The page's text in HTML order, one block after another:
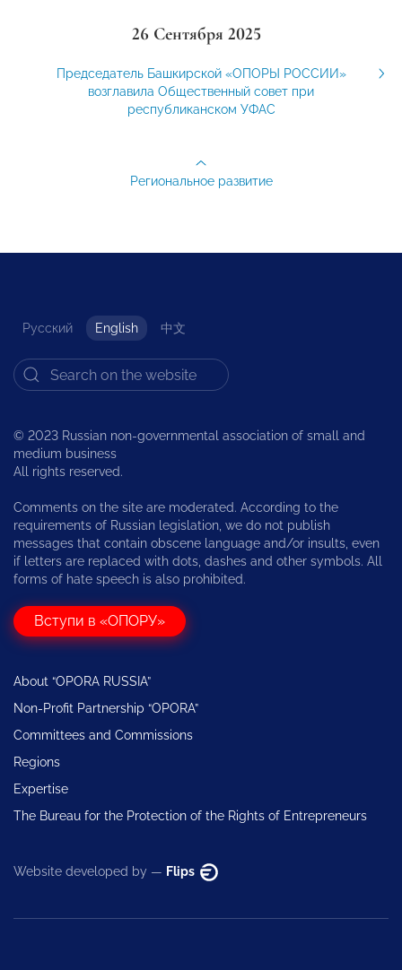
26 Сентября 2025
Председатель Башкирской «ОПОРЫ РОССИИ»
возглавила Общественный совет при
республиканском УФАС
Региональное развитие
Русский English 中文
© 2023 Russian non-governmental association of small and
medium business
All rights reserved.
Comments on the site are moderated. According to the
requirements of Russian legislation, we do not publish
messages that contain obscene language and/or insults, even
if letters are replaced with dots, dashes and other symbols. All
forms of hate speech is also prohibited.
Вступи в «ОПОРУ»
About “OPORA RUSSIA”
Non-Profit Partnership “OPORA”
Committees and Commissions
Regions
Expertise
The Bureau for the Protection of the Rights of Entrepreneurs
Website developed by — Flips